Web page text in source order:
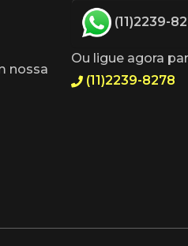
nossa
(11)2239-
Ou ligue agora
(11)2239-8278